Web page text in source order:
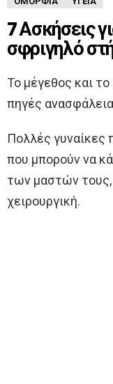
7 Ασκήσεις
σφριγηλό
Το μέγεθος και
πηγές
Πολλές γυναίκες
που μπορούν να
των μαστών τους,
χειρουργική.